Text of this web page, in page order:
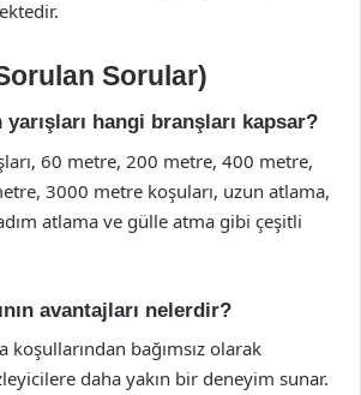
Sorular)
hangi branşları kapsar?
60 metre, 200 metre, 400 metre,
3000 metre koşuları, uzun atlama,
atlama ve gülle atma gibi çeşitli
avantajları nelerdir?
koşullarından bağımsız olarak
daha yakın bir deneyim sunar.